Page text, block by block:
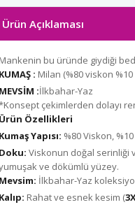
Ürün Açıklaması
Mankenin bu üründe giydiği
KUMAŞ : Milan (%80 viskon
MEVSİM :İlkbahar-Yaz
çekimlerden dolayı
Ürün Özellikleri
Kumaş Yapısı: %80 Viskon,
Doku: Viskonun doğal serinliği
ve dökümlü yüzey.
Mevsim: İlkbahar-Yaz
Kalıp: Rahat ve esnek kesim (